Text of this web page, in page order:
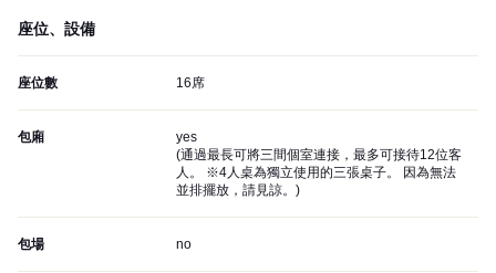
座位、設備
座位數 16席
包廂
yes
(通過最長可將三間個室連接，最多可接待12位客
人。 ※4人桌為獨立使用的三張桌子。 因為無法
並排擺放，請見諒。 )
包場 no